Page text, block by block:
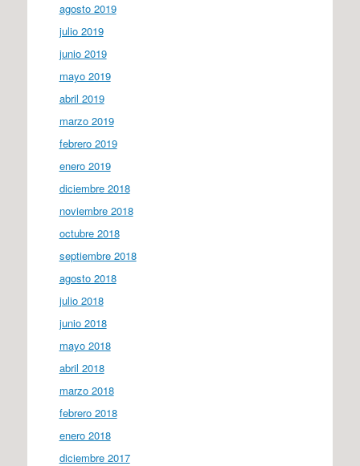
agosto 2019
julio 2019
junio 2019
mayo 2019
abril 2019
marzo 2019
febrero 2019
enero 2019
diciembre 2018
noviembre 2018
octubre 2018
septiembre 2018
agosto 2018
julio 2018
junio 2018
mayo 2018
abril 2018
marzo 2018
febrero 2018
enero 2018
diciembre 2017